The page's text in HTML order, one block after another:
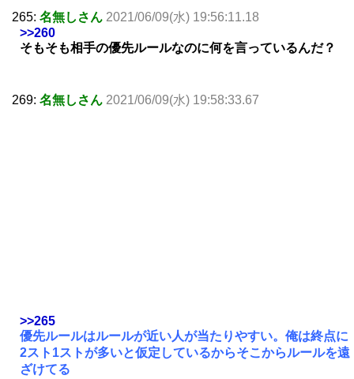
265: 名無しさん 2021/06/09(水) 19:56:11.18
>>260
そもそも相手の優先ルールなのに何を言っているんだ？
269: 名無しさん 2021/06/09(水) 19:58:33.67
>>265
優先ルールはルールが近い人が当たりやすい。俺は終点に
2スト1ストが多いと仮定しているからそこからルールを遠
ざけてる